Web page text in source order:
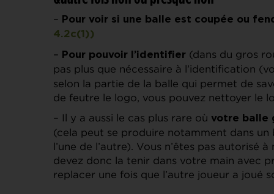
– Pour voir si une balle est coupée ou
4.2c(1))
– Pour pouvoir l’identifier (dans du gros
pas plus que nécessaire à l’identification
selon la partie de la balle qui permet de
de feutre le logo, vous pouvez nettoyer le
– Il y a aussi le cas plus rare où votre balle
(cela peut se produire notamment dans
l’une de l’autre). Vous n’êtes pas
devez donc la tenir dans votre main avec
replacer une fois que l’autre joueur a joué